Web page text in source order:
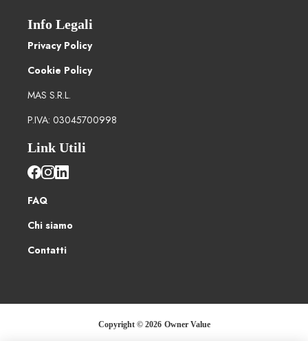
Info Legali
Privacy Policy
Cookie Policy
MAS S.R.L.
P.IVA: 03045700998
Link Utili
FAQ
Chi siamo
Contatti
Copyright © 2026 Owner Value